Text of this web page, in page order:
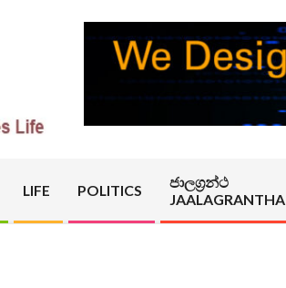
LIFE POLITICS
ජාලග්‍රන්ථ
JAALAGRANTHA